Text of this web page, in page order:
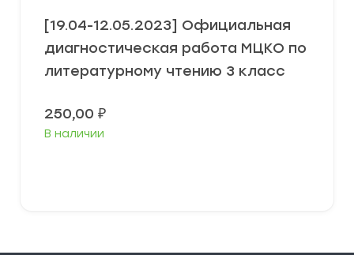
[19.04-12.05.2023] Официальная
диагностическая работа МЦКО по
литературному чтению 3 класс
250,00 ₽
В наличии